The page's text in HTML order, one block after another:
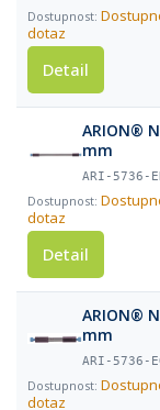
dotaz
Detail
ARION®
mm
ARI-5736-
dotaz
Detail
ARION®
mm
ARI-5736-
dotaz